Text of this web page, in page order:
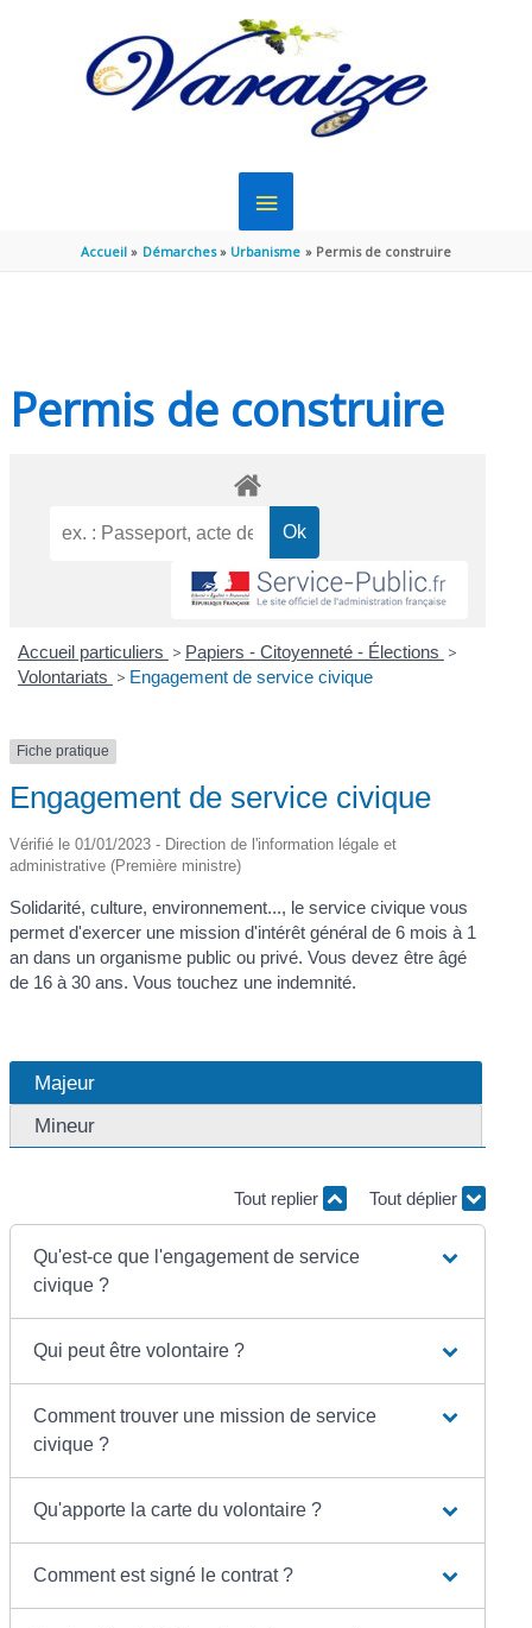
MENU
PRINCIPAL
Accueil Démarches Urbanisme Permis de construire
Permis de construire
Accueil particuliers > Papiers - Citoyenneté - Élections >
Volontariats > Engagement de service civique
Fiche pratique
Engagement de service civique
Vérifié le 01/01/2023 - Direction de l'information légale et
administrative (Première ministre)
Solidarité, culture, environnement..., le service civique vous
permet d'exercer une mission d'intérêt général de 6 mois à 1
an dans un organisme public ou privé. Vous devez être âgé
de 16 à 30 ans. Vous touchez une indemnité.
Majeur
Mineur
Tout replier Tout déplier
Qu'est-ce que l'engagement de service
civique ?
Qui peut être volontaire ?
Comment trouver une mission de service
civique ?
Qu'apporte la carte du volontaire ?
Comment est signé le contrat ?